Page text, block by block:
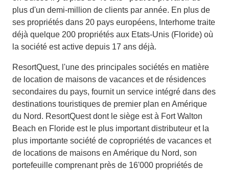
plus d'un demi-million de clients par année. En plus de
ses propriétés dans 20 pays européens, Interhome traite
déjà quelque 200 propriétés aux Etats-Unis (Floride) où
la société est active depuis 17 ans déjà.
ResortQuest, l'une des principales sociétés en matière
de location de maisons de vacances et de résidences
secondaires du pays, fournit un service intégré dans des
destinations touristiques de premier plan en Amérique
du Nord. ResortQuest dont le siège est à Fort Walton
Beach en Floride est le plus important distributeur et la
plus importante société de copropriétés de vacances et
de locations de maisons en Amérique du Nord, son
portefeuille comprenant près de 16'000 propriétés de